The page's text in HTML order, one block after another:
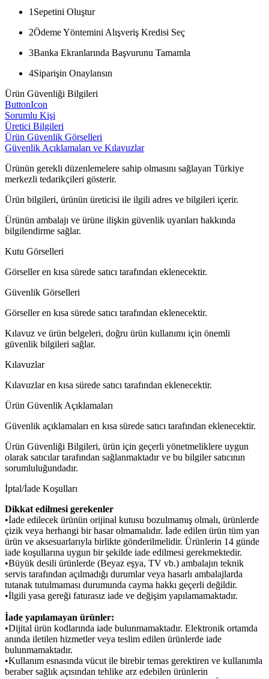
1 Sepetini Oluştur
2Ödeme Yöntemini Alışveriş Kredisi Seç
3Banka Ekranlarında Başvurunu Tamamla
4Siparişin Onaylansın
Ürün Güvenliği Bilgileri
ButtonIcon
Sorumlu Kişi
Üretici Bilgileri
Ürün Güvenlik Görselleri
Güvenlik Açıklamaları ve Kılavuzlar
Ürünün gerekli düzenlemelere sahip olmasını sağlayan Türkiye
merkezli tedarikçileri gösterir.
Ürün bilgileri, ürünün üreticisi ile ilgili adres ve bilgileri içerir.
Ürünün ambalajı ve ürüne ilişkin güvenlik uyarıları hakkında
bilgilendirme sağlar.
Kutu Görselleri
Görseller en kısa sürede satıcı tarafından eklenecektir.
Güvenlik Görselleri
Görseller en kısa sürede satıcı tarafından eklenecektir.
Kılavuz ve ürün belgeleri, doğru ürün kullanımı için önemli
güvenlik bilgileri sağlar.
Kılavuzlar
Kılavuzlar en kısa sürede satıcı tarafından eklenecektir.
Ürün Güvenlik Açıklamaları
Güvenlik açıklamaları en kısa sürede satıcı tarafından eklenecektir.
Ürün Güvenliği Bilgileri, ürün için geçerli yönetmeliklere uygun
olarak satıcılar tarafından sağlanmaktadır ve bu bilgiler satıcının
sorumluluğundadır.
İptal/İade Koşulları
Dikkat edilmesi gerekenler
•İade edilecek ürünün orijinal kutusu bozulmamış olmalı, ürünlerde
çizik veya herhangi bir hasar olmamalıdır. İade edilen ürün tüm yan
ürün ve aksesuarlarıyla birlikte gönderilmelidir. Ürünlerin 14 günde
iade koşullarına uygun bir şekilde iade edilmesi gerekmektedir.
•Büyük desili ürünlerde (Beyaz eşya, TV vb.) ambalajın teknik
servis tarafından açılmadığı durumlar veya hasarlı ambalajlarda
tutanak tutulmaması durumunda cayma hakkı geçerli değildir.
•İlgili yasa gereği faturasız iade ve değişim yapılamamaktadır.
İade yapılamayan ürünler:
•Dijital ürün kodlarında iade bulunmamaktadır. Elektronik ortamda
anında iletilen hizmetler veya teslim edilen ürünlerde iade
bulunmamaktadır.
•Kullanım esnasında vücut ile birebir temas gerektiren ve kullanımla
beraber sağlık açısından tehlike arz edebilen ürünlerin